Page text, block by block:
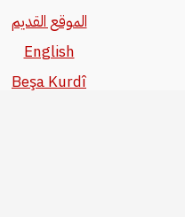
الموقع القديم
English
Beşa Kurdî